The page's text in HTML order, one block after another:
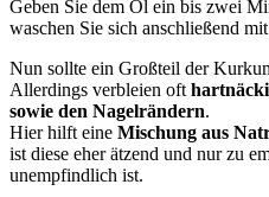
Geben Sie dem Öl ein bis zwei
waschen Sie sich anschließend
Nun sollte ein Großteil der
Allerdings verbleien oft
sowie den Nagelrändern.
Hier hilft eine Mischung aus
ist diese eher ätzend und nur zu
unempfindlich ist.